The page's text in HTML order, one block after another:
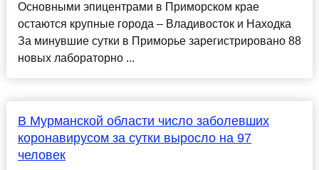
Основными эпицентрами в Приморском крае
остаются крупные города – Владивосток и Находка
За минувшие сутки в Приморье зарегистрировано 88
новых лабораторно ...
В Мурманской области число заболевших
коронавирусом за сутки выросло на 97
человек